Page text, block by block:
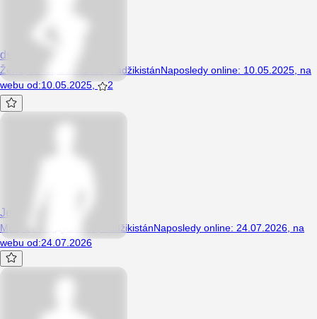
dstdgdg
Žena, 33 let, dushanbe, TádžikistánNaposledy online: 10.05.2025 na
webu od:10.05.2025 2
Jeremee
Muž, 27 let, Душанбе, TádžikistánNaposledy online: 24.07.2026 na
webu od:24.07.2026